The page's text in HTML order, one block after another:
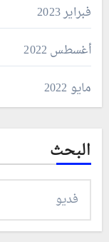
فبراير 2023
أغسطس 2022
مايو 2022
البحث